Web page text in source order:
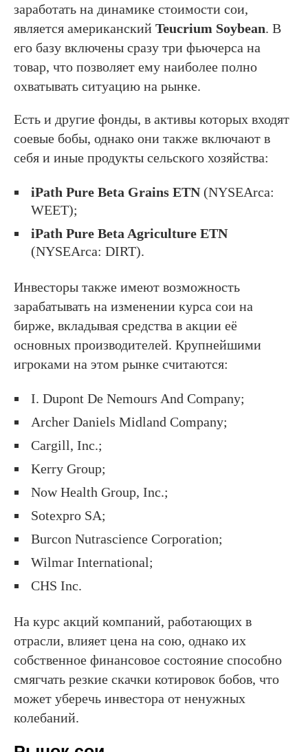
заработать на динамике стоимости сои,
является американский Teucrium Soybean. В
его базу включены сразу три фьючерса на
товар, что позволяет ему наиболее полно
охватывать ситуацию на рынке.
Есть и другие фонды, в активы которых входят
соевые бобы, однако они также включают в
себя и иные продукты сельского хозяйства:
iPath Pure Beta Grains ETN(NYSEArca:
WEET);
iPath Pure Beta Agriculture ETN
(NYSEArca: DIRT).
Инвесторы также имеют возможность
зарабатывать на изменении курса сои на
бирже, вкладывая средства в акции её
основных производителей. Крупнейшими
игроками на этом рынке считаются:
I. Dupont De Nemours And Company;
Archer Daniels Midland Company;
Cargill, Inc.;
Kerry Group;
Now Health Group, Inc.;
Sotexpro SA;
Burcon Nutrascience Corporation;
Wilmar International;
CHS Inc.
На курс акций компаний, работающих в
отрасли, влияет цена на сою, однако их
собственное финансовое состояние способно
смягчать резкие скачки котировок бобов, что
может уберечь инвестора от ненужных
колебаний.